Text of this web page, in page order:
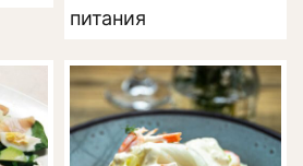
питания